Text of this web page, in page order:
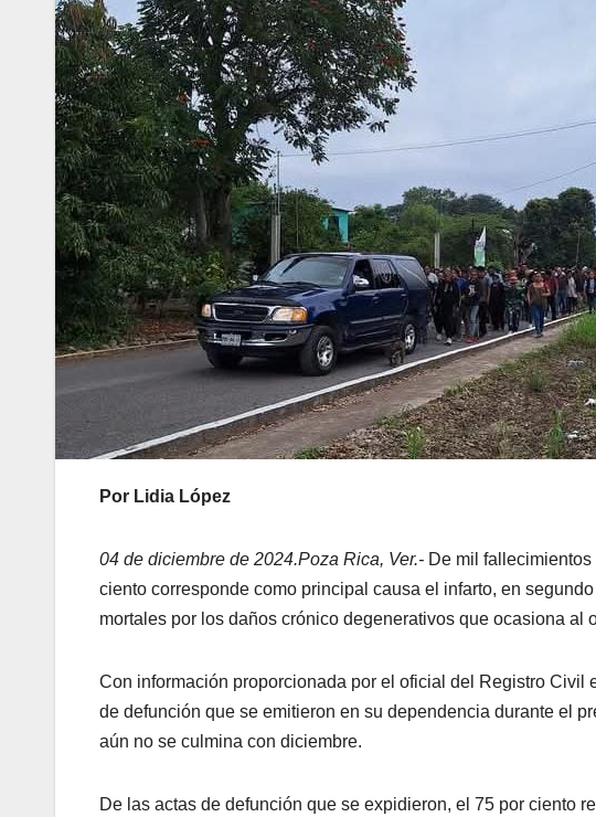
Por Lidia López
04 de diciembre de 2024.Poza Rica, Ver.- De mil
ciento corresponde como principal causa el infarto, en
mortales por los daños crónico degenerativos que ocasiona al
Con información proporcionada por el oficial del Registro Civil
de defunción que se emitieron en su dependencia durante el
aún no se culmina con diciembre.
De las actas de defunción que se expidieron, el 75 por ciento